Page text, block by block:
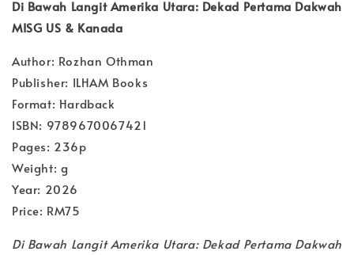
Di Bawah Langit Amerika Utara: Dekad Pertama Dakwah
MISG US & Kanada
Author: Rozhan Othman
Publisher: ILHAM Books
Format: Hardback
ISBN: 9789670067421
Pages: 236p
Weight: g
Year: 2026
Price: RM75
Di Bawah Langit Amerika Utara: Dekad Pertama Dakwah